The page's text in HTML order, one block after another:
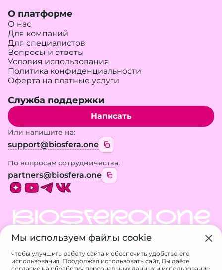
О платформе
О нас
Для компаний
Для специалистов
Вопросы и ответы
Условия использования
Политика конфиденциальности
Оферта на платные услуги
Служба поддержки
Написать
Или напишите на:
support@biosfera.one
По вопросам сотрудничества:
partners@biosfera.one
BIOSFERA.ONE
© 2026 BIOSFERA.ONE. Все права защищены.
только с разрешения владельца
ИП Галанина А.А.
Мы используем файлы cookie
чтобы улучшить работу сайта и обеспечить удобство его
использования. Продолжая использовать сайт, Вы даёте
согласие на обработку персональных данных и использование